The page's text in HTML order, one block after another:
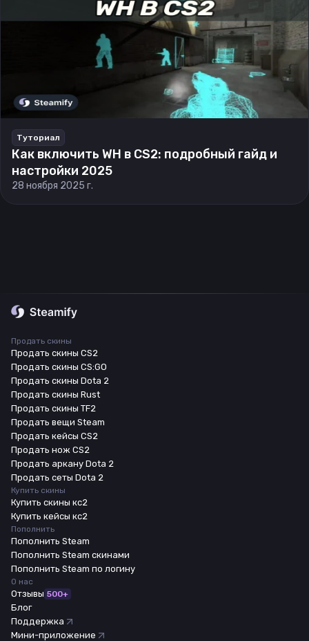
Туториал
Как включить WH в CS2: подробный гайд и
настройки 2025
28 ноября 2025 г.
Продать скины
Продать скины CS2
Продать скины CS:GO
Продать скины Dota 2
Продать скины Rust
Продать скины TF2
Продать вещи Steam
Продать кейсы CS2
Продать нож CS2
Продать аркану Dota 2
Продать сеты Dota 2
Купить скины
Купить скины кс2
Купить кейсы кс2
Пополнить
Пополнить Steam
Пополнить Steam скинами
Пополнить Steam по логину
О нас
Отзывы 500+
Блог
Поддержка
Мини-приложение